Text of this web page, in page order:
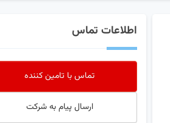
اطلاعات تماس
تماس با تامین کننده
ارسال پیام به شرکت